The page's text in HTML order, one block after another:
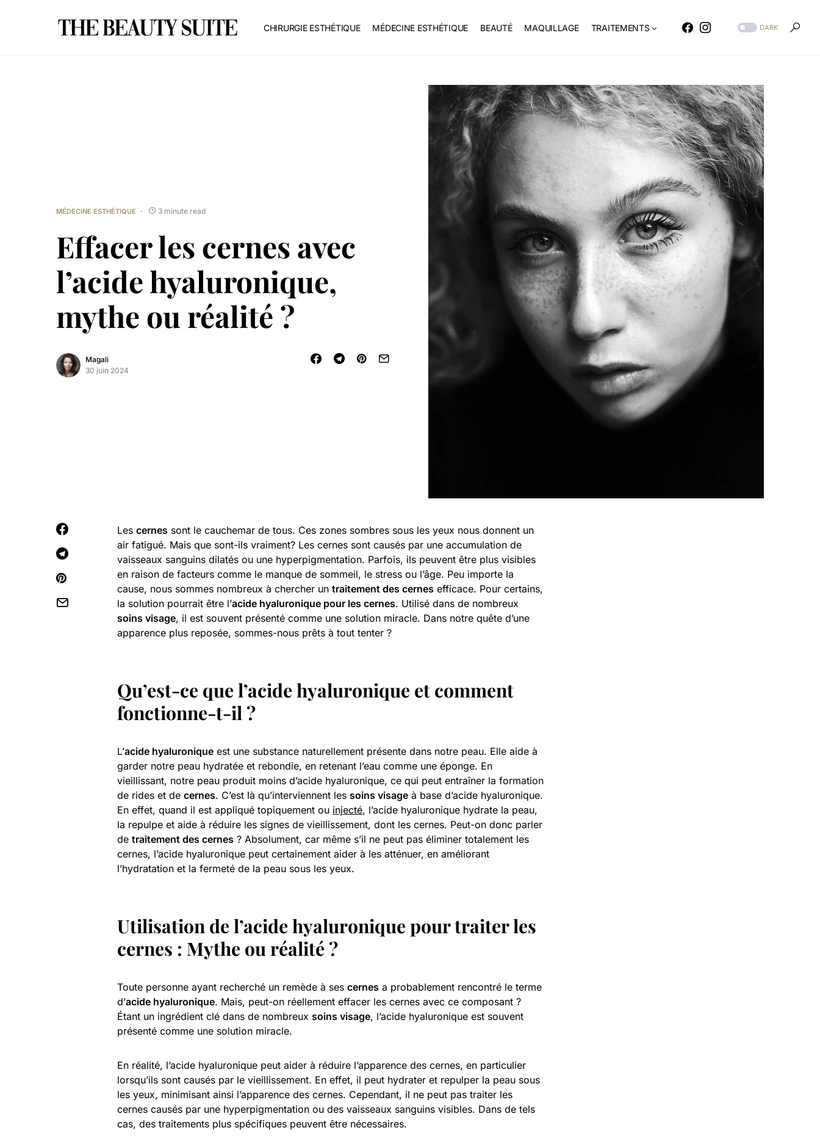
CHIRURGIE ESTHÉTIQUE MÉDECINE ESTHÉTIQUE BEAUTÉ MAQUILLAGE TRAITEMENTS DARK
MÉDECINE ESTHÉTIQUE 3 minute read
Effacer les cernes avec
l’acide hyaluronique,
mythe ou réalité ?
Magali
30 juin 2024
Les cernes sont le cauchemar de tous. Ces zones sombres sous les yeux nous donnent un
air fatigué. Mais que sont-ils vraiment? Les cernes sont causés par une accumulation de
vaisseaux sanguins dilatés ou une hyperpigmentation. Parfois, ils peuvent être plus visibles
en raison de facteurs comme le manque de sommeil, le stress ou l’âge. Peu importe la
cause, nous sommes nombreux à chercher un traitement des cernes efficace. Pour certains,
la solution pourrait être l’acide hyaluronique pour les cernes. Utilisé dans de nombreux
soins visage, il est souvent présenté comme une solution miracle. Dans notre quête d’une
apparence plus reposée, sommes-nous prêts à tout tenter ?
Qu’est-ce que l’acide hyaluronique et comment
fonctionne-t-il ?
L’acide hyaluronique est une substance naturellement présente dans notre peau. Elle aide à
garder notre peau hydratée et rebondie, en retenant l’eau comme une éponge. En
vieillissant, notre peau produit moins d’acide hyaluronique, ce qui peut entraîner la formation
de rides et de cernes. C’est là qu’interviennent les soins visage à base d’acide hyaluronique.
En effet, quand il est appliqué topiquement ou injecté, l’acide hyaluronique hydrate la peau,
la repulpe et aide à réduire les signes de vieillissement, dont les cernes. Peut-on donc parler
de traitement des cernes ? Absolument, car même s’il ne peut pas éliminer totalement les
cernes, l’acide hyaluronique peut certainement aider à les atténuer, en améliorant
l’hydratation et la fermeté de la peau sous les yeux.
Utilisation de l’acide hyaluronique pour traiter les
cernes : Mythe ou réalité ?
Toute personne ayant recherché un remède à ses cernes a probablement rencontré le terme
d’acide hyaluronique. Mais, peut-on réellement effacer les cernes avec ce composant ?
Étant un ingrédient clé dans de nombreux soins visage, l’acide hyaluronique est souvent
présenté comme une solution miracle.
En réalité, l’acide hyaluronique peut aider à réduire l’apparence des cernes, en particulier
lorsqu’ils sont causés par le vieillissement. En effet, il peut hydrater et repulper la peau sous
les yeux, minimisant ainsi l’apparence des cernes. Cependant, il ne peut pas traiter les
cernes causés par une hyperpigmentation ou des vaisseaux sanguins visibles. Dans de tels
cas, des traitements plus spécifiques peuvent être nécessaires.